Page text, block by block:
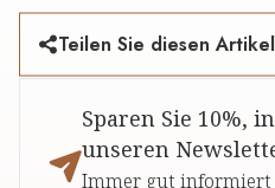
Teilen Sie diesen Artikel
Sparen Sie 10%,
unseren
Immer gut informiert